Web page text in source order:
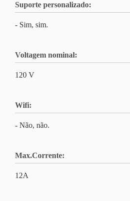
Suporte personalizado:
- Sim, sim.
Voltagem nominal:
120 V
Wifi:
- Não, não.
Max.Corrente:
12A